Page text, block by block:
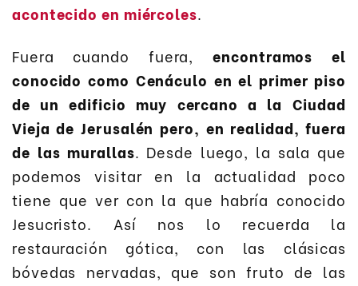
acontecido en miércoles.
Fuera cuando fuera,encontramos el
conocido como Cenáculo en el primer piso
de un edificio muy cercano a la Ciudad
Vieja de Jerusalén pero, en realidad, fuera
de las murallas. Desde luego, la sala que
podemos visitar en la actualidad poco
tiene que ver con la que habría conocido
Jesucristo. Así nos lo recuerda la
restauración gótica, con las clásicas
bóvedas nervadas, que son fruto de las